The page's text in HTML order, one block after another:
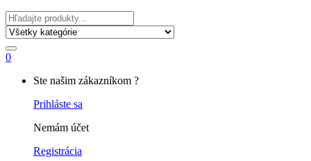
Hľadať
0
Ste našim zákazníkom ?
Prihláste sa
Nemám účet
Registrácia